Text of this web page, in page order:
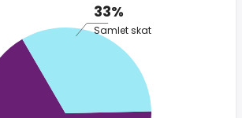
33%
Samlet skat